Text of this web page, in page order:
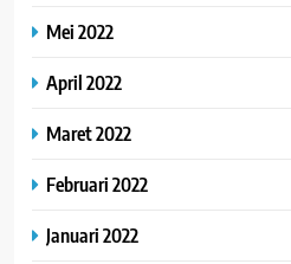
Mei 2022
April 2022
Maret 2022
Februari 2022
Januari 2022